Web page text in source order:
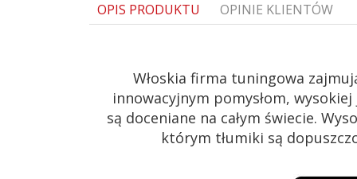
OPIS PRODUKTU OPINIE KLIENTÓW
Włoskia firma tuningowa
innowacyjnym pomysłom,
są doceniane na całym świecie.
którym tłumiki są